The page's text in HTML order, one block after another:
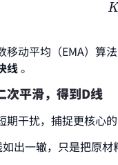
K
移动平均（EMA）算
线。
次平滑，得到D线
期干扰，捕捉更核心
出一辙，只是把原材